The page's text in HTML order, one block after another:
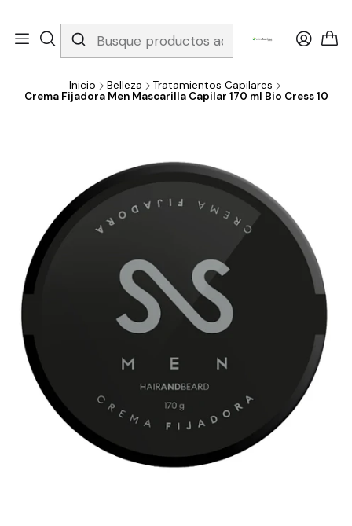
Whatsapp 3229079958/ Fijo 6019251796 / Envios a todo el país y
gratis apartir de 199.000!
Inicio Belleza
Tratamientos Capilares
Crema Fijadora Men Mascarilla Capilar 170 ml Bio Cress 10